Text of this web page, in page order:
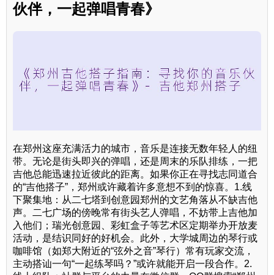
伙伴，一起弹唱青春》
在郑州这座充满活力的城市，音乐是连接无数年轻人的纽
带。无论是街头即兴的弹唱，还是周末的乐队排练，一把
吉他总能迅速拉近彼此的距离。如果你正在寻找志同道合
的“吉他搭子”，郑州或许藏着许多意想不到的惊喜。1.线
下聚集地：从二七塔到创意园郑州的文艺角落从不缺吉他
声。二七广场的傍晚常有街头艺人弹唱，不妨带上吉他加
入他们；瑞光创意园、彩虹盒子等艺术区定期举办开放麦
活动，是结识同好的好机会。此外，大学城周边的琴行或
咖啡馆（如郑大附近的“弦外之音”琴行）常有玩家交流，
主动搭讪一句“一起练琴吗？”或许就能开启一段合作。2.